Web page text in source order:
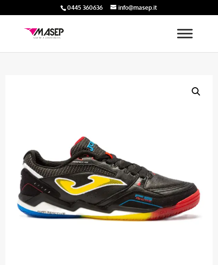
0445 360636 info@masep.it